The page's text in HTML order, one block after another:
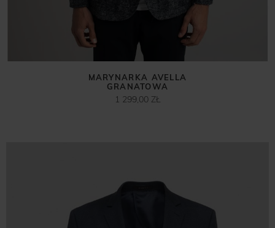
MARYNARKA AVELLA
GRANATOWA
1 299,00 ZŁ